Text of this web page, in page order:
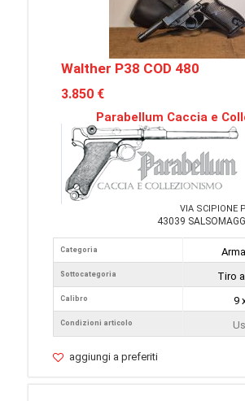
Walther P38 COD 480
3.850 €
Parabellum Caccia e
VIA SCIPIONE
43039
Categoria
Sottocategoria
Calibro
Condizioni articolo
Tiro
9
aggiungi a preferiti